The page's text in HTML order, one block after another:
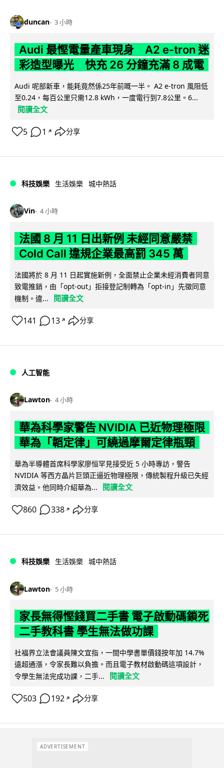
duncan 3 小時
Audi 最慳電量產車現身 A2 e-tron 迷
彩造型曝光 快充 26 分鐘充滿 8 成電
Audi 呢部新車，能耗竟然係25年前嘅一半。 A2 e-tron 風阻低
至0.24，每百公里只需12.8 kWh，一度電行到7.8公里。6...
閱讀全文
5 1 ↗ 分享
科技娛樂 生活娛樂 城中熱話
Vin 4 小時
法國 8 月 11 日出新例 未經同意嚴禁
Cold Call 違規企業最高罰 345 萬
法國將於 8 月 11 日起實施新例，全面禁止企業未經消費者同意
致電推銷，由「opt-out」拒接登記制轉為「opt-in」先徵同意
機制。違...
閱讀全文
141 13 ↗ 分享
人工智能
Lawton 4 小時
華為科學家警告 NVIDIA 已近物理極限
華為「韜定律」可繞過摩爾定律瓶頸
華為半導體首席科學家廖恒罕見接受近 5 小時專訪，警告
NVIDIA 等西方晶片巨頭正逼近物理極限，傳統製程升級已失經
濟效益。他同時介紹華為...
閱讀全文
860 338 ↗ 分享
科技娛樂 生活娛樂 城中熱話
Lawton 5 小時
家長無得慳錢買二手書 電子啟動碼鎖死
二手教科書 學生無法做功課
社福界立法會議員陳文宜指，一間中學書單價錢按年加 14.7%
遠超通漲，令家長難以負擔。而且電子教材啟動碼這項設計，
令學生無法完成功課，二手...
閱讀全文
503 192 ↗ 分享
ADVERTISEMENT